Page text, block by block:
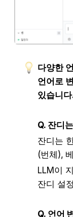
다양한
언어로
있습니
Q. 잔디
잔디는
(번체),
LLM이
잔디 설
Q. 언어